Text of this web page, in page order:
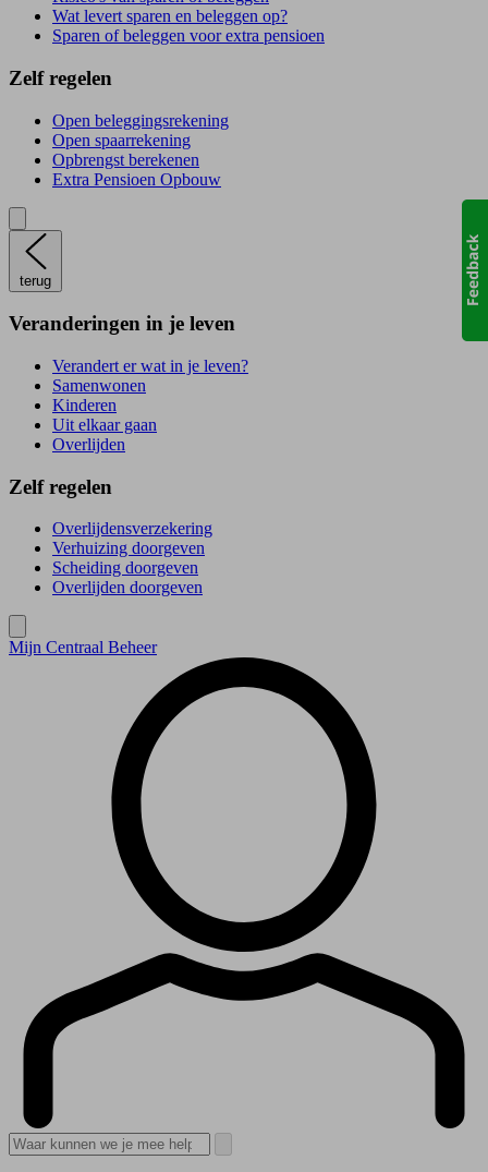
Wat levert sparen en beleggen op?
Sparen of beleggen voor extra pensioen
Zelf regelen
Open beleggingsrekening
Open spaarrekening
Opbrengst berekenen
Extra Pensioen Opbouw
terug
Veranderingen in je leven
Verandert er wat in je leven?
Samenwonen
Kinderen
Uit elkaar gaan
Overlijden
Zelf regelen
Overlijdensverzekering
Verhuizing doorgeven
Scheiding doorgeven
Overlijden doorgeven
Mijn Centraal Beheer